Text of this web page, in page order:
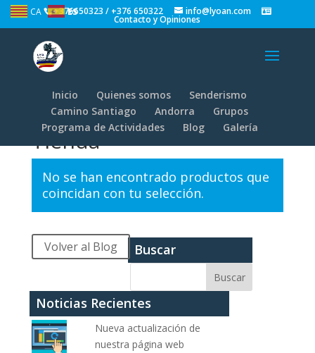
+376650323 / +376 650322 info@lyoan.com
Contacto y Opiniones
Inicio/ Tienda
Tienda
No se han encontrado productos que
coincidan con tu selección.
Volver al Blog Buscar
Noticias Recientes
Nueva actualización de
nuestra página web
Inicio Quienes somos
Senderismo
Camino Santiago
Andorra
Grupos
Programa de Actividades
Blog Galería
CA ES